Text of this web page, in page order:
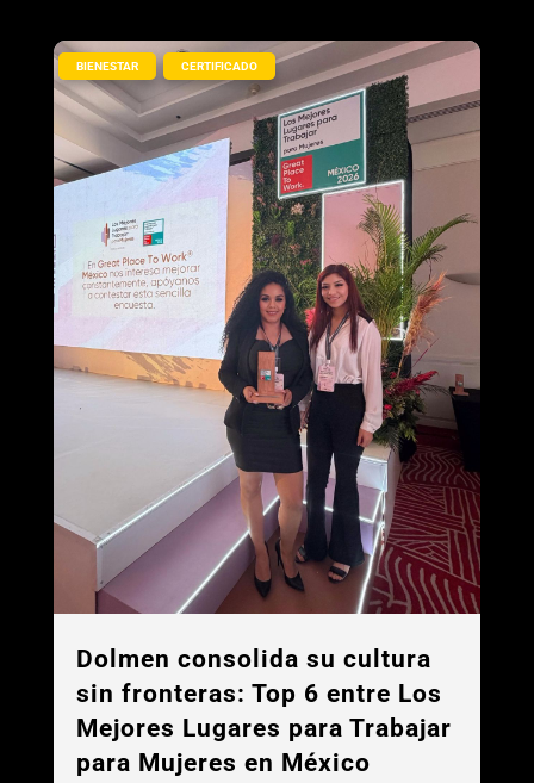
Dolmen consolida su cultura
sin fronteras: Top 6 entre Los
Mejores Lugares para Trabajar
para Mujeres en México
BIENESTAR CERTIFICADO